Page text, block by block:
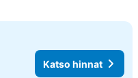
Katso hinnat